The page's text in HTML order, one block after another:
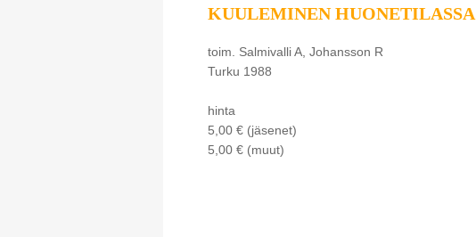
KUULEMINEN HUONETILASSA
toim. Salmivalli A, Johansson R
Turku 1988
hinta
5,00 € (jäsenet)
5,00 € (muut)